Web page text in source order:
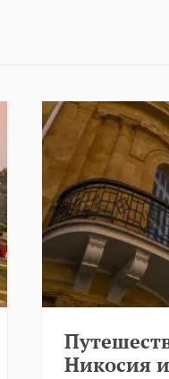
Никосия